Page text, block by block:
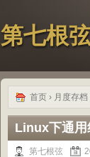
第七根
首页 › 月度存
Linux下通用
第七根弦